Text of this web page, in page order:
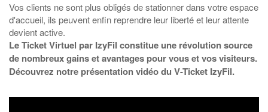
Vos clients ne sont plus obligés de stationner dans votre espace
d'accueil, ils peuvent enfin reprendre leur liberté et leur attente
devient active.
Le Ticket Virtuel par IzyFil constitue une révolution source
de nombreux gains et avantages pour vous et vos visiteurs.
Découvrez notre présentation vidéo du V-Ticket IzyFil.